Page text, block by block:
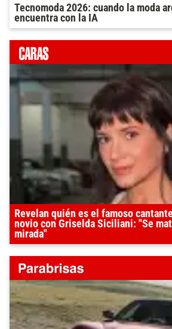
Tecnomoda 2026: cuando la moda
encuentra con la IA
Revelan quién es el famoso
novio con Griselda Siciliani: "Se
mirada"